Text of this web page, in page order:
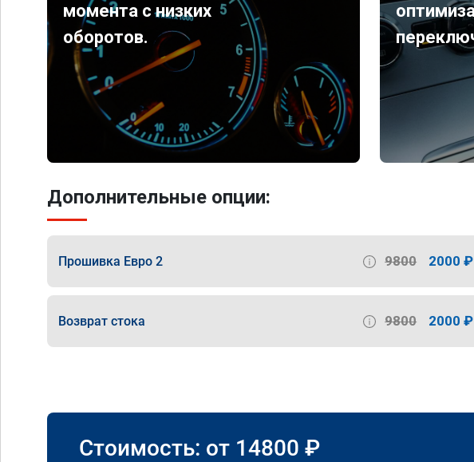
момента с низких
оборотов.
Дополнительные опции:
Прошивка Евро 2 9800 2000 ₽
Возврат стока 9800 2000 ₽
Стоимость: от 14800 ₽